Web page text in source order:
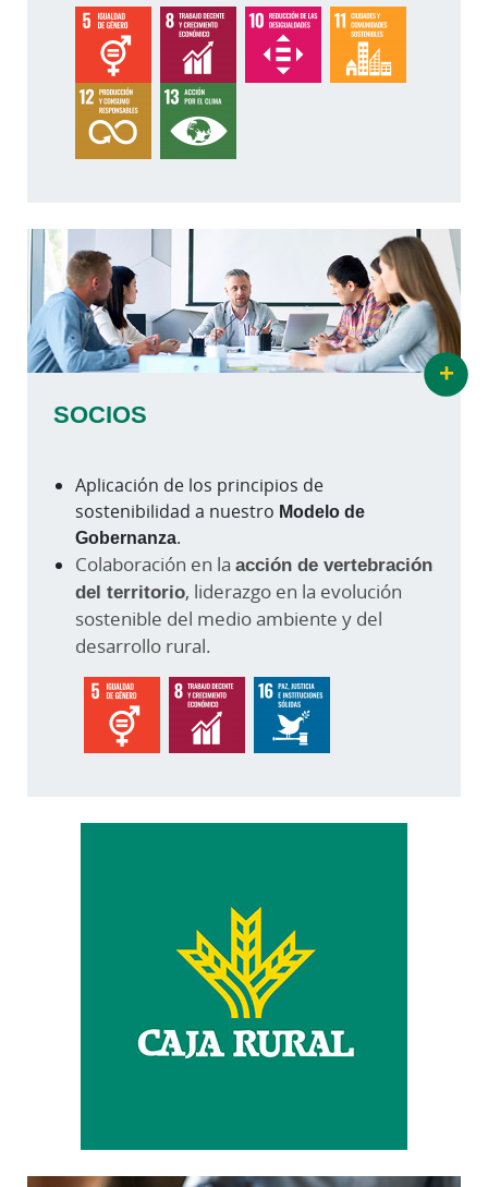
+
SOCIOS
Aplicación de los principios de
sostenibilidad a nuestro Modelo de
Gobernanza.
Colaboración en la acción de vertebración
del territorio, liderazgo en la evolución
sostenible del medio ambiente y del
desarrollo rural.